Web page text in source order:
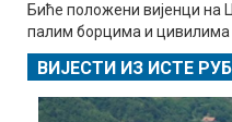
Биће положени вијенци на
палим борцима и цивилима
ВИЈЕСТИ ИЗ ИСТЕ